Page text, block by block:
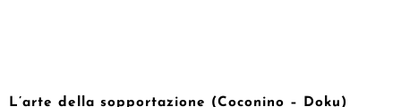
L’arte della sopportazione (Coconino – Doku)